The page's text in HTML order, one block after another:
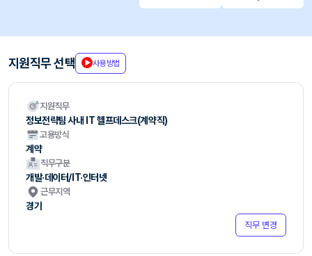
지원직무 선택 사용방법
지원직무
정보전략팀 사내 IT 헬프데스크(계약직)
고용방식
계약
직무구분
개발·데이터/IT·인터넷
근무지역
경기
직무 변경